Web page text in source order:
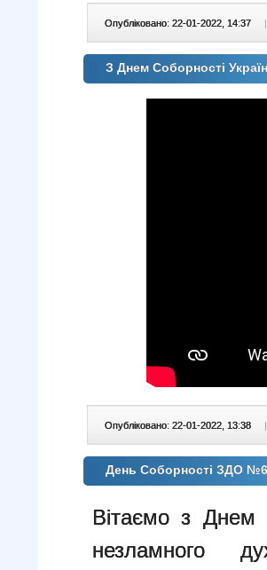
Опубліковано: 22-01-2022, 14:37 |
З Днем Соборності
Опубліковано: 22-01-2022, 13:38 |
День Соборності ЗДО
Вітаємо з Днем
незламного